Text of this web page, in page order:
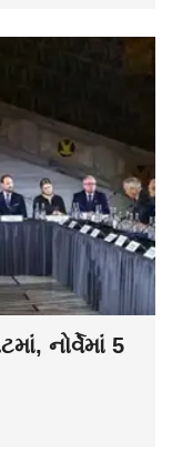
નોર્વેમાં 5